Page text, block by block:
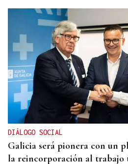
QUEN CHO DIXO
¿Sabe usted que el sosias,
perderse la inauguración de
Allariz?
DIÁLOGO SOCIAL
Galicia será pionera con un
la reincorporación al trabajo